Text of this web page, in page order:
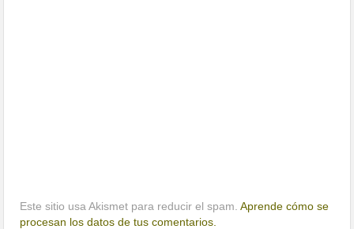
Este sitio usa Akismet para reducir el spam.Aprende cómo se
procesan los datos de tus comentarios.